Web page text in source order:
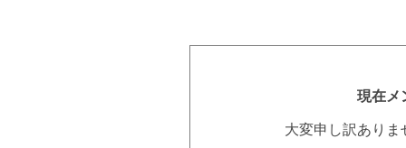
現在メ
大変申し訳あり